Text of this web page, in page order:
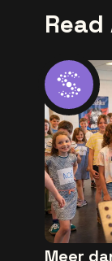
Read
Meer